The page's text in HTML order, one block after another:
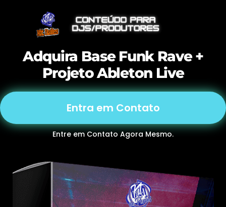
Adquira Base Funk Rave +
Projeto Ableton Live
Entra em Contato
Entre em Contato Agora Mesmo.